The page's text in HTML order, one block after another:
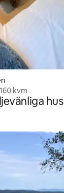
kvm
hus